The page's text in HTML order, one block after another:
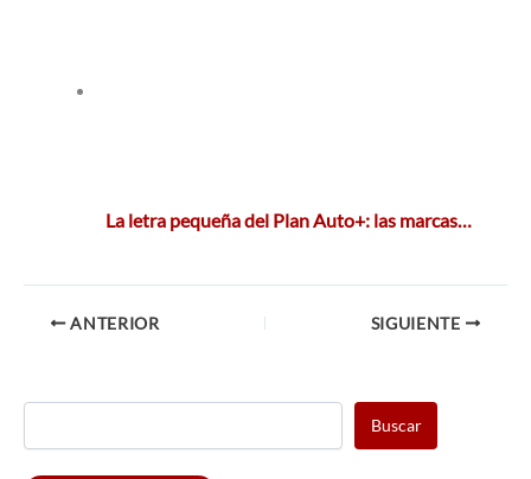
La letra pequeña del Plan Auto+: las marcas…
ANTERIOR SIGUIENTE
Buscar